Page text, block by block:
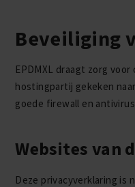
Beveiliging
EPDMXL draagt zorg
hostingpartij gekeken
goede firewall en
Websites van
Deze privacyverklaring is